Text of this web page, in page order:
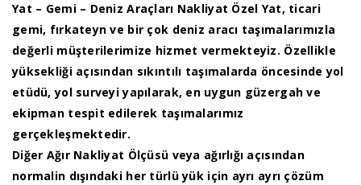
Yat – Gemi – Deniz Araçları Nakliyat Özel Yat, ticari
gemi, fırkateyn ve bir çok deniz aracı taşımalarımızla
değerli müşterilerimize hizmet vermekteyiz. Özellikle
yüksekliği açısından sıkıntılı taşımalarda öncesinde yol
etüdü, yol surveyi yapılarak, en uygun güzergah ve
ekipman tespit edilerek taşımalarımız
gerçekleşmektedir.
Diğer Ağır Nakliyat Ölçüsü veya ağırlığı açısından
normalin dışındaki her türlü yük için ayrı ayrı çözüm